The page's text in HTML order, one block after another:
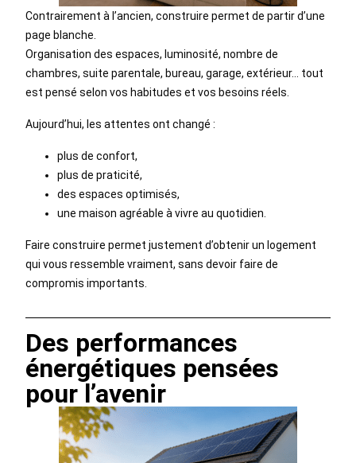
Contrairement à l’ancien, construire permet de partir d’une
page blanche.
Organisation des espaces, luminosité, nombre de
chambres, suite parentale, bureau, garage, extérieur… tout
est pensé selon vos habitudes et vos besoins réels.
Aujourd’hui, les attentes ont changé :
plus de confort,
plus de praticité,
des espaces optimisés,
une maison agréable à vivre au quotidien.
Faire construire permet justement d’obtenir un logement
qui vous ressemble vraiment, sans devoir faire de
compromis importants.
Des performances
énergétiques pensées
pour l’avenir